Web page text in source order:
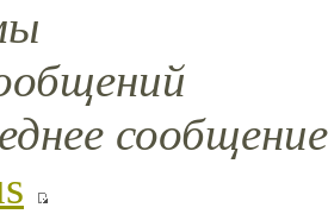
сообщение